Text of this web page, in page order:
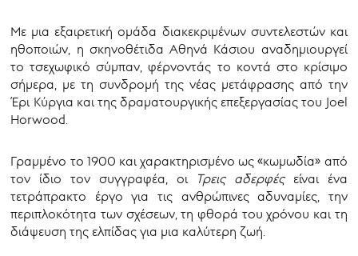
Με μια εξαιρετική ομάδα διακεκριμένων συντελεστών και
ηθοποιών, η σκηνοθέτιδα Αθηνά Κάσιου αναδημιουργεί
το τσεχωφικό σύμπαν, φέρνοντάς το κοντά στο κρίσιμο
σήμερα, με τη συνδρομή της νέας μετάφρασης από την
Έρι Κύργια και της δραματουργικής επεξεργασίας του Joel
Horwood.
Γραμμένο το 1900 και χαρακτηρισμένο ως «κωμωδία» από
τον ίδιο τον συγγραφέα, οι
Τρεις αδερφέςείναι ένα
τετράπρακτο έργο για τις ανθρώπινες αδυναμίες, την
περιπλοκότητα των σχέσεων, τη φθορά του χρόνου και τη
διάψευση της ελπίδας για μια καλύτερη ζωή.